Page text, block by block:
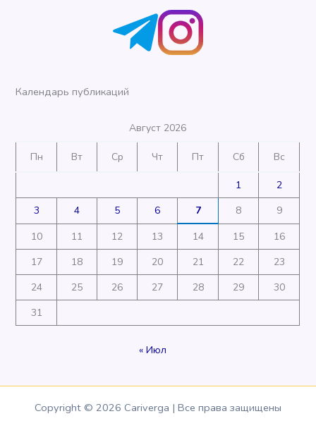
Календарь публикаций
Август 2026
Пн Вт Ср Чт Пт Сб Вс
1
2
3
4 5 6 7 8
9
10
11 12 13 14 15
16
17
18 19 20 21 22
23
24
25 26 27 28 29
30
31
« Июл
Copyright © 2026 Cariverga | Все права защищены